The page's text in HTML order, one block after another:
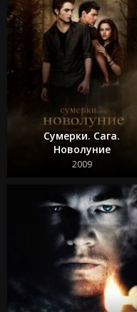
Сумерки. Сага.
Новолуние
2009